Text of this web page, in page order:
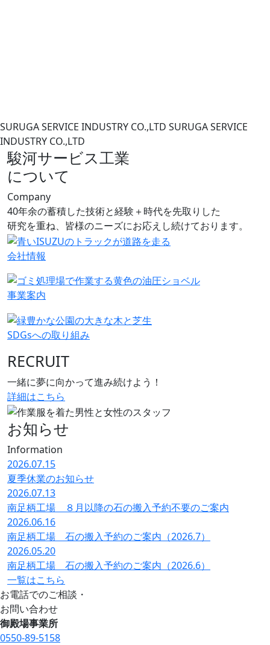
SURUGA SERVICE INDUSTRY CO.,LTD SURUGA SERVICE
INDUSTRY CO.,LTD
駿河サービス工業
について
Company
40年余の蓄積した技術と経験＋時代を先取りした
研究を重ね、皆様のニーズにお応えし続けております。
会社情報
事業案内
SDGsへの取り組み
RECRUIT
一緒に夢に向かって進み続けよう！
詳細はこちら
お知らせ
Information
2026.07.15
夏季休業のお知らせ
2026.07.13
南足柄工場 ８月以降の石の搬入予約不要のご案内
2026.06.16
南足柄工場 石の搬入予約のご案内（2026.7）
2026.05.20
南足柄工場 石の搬入予約のご案内（2026.6）
一覧はこちら
お電話でのご相談・
お問い合わせ
御殿場事業所
0550-89-5158